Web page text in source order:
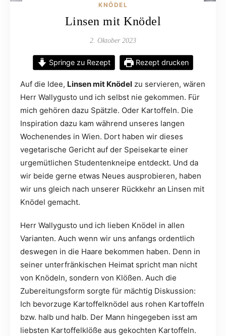
KNÖDEL
Linsen mit Knödel
2. Oktober 2023
Springe zu Rezept Rezept drucken
Auf die Idee, Linsen mit Knödel zu servieren, wären
Herr Wallygusto und ich selbst nie gekommen. Für
mich gehören dazu Spätzle. Oder Kartoffeln. Die
Inspiration dazu kam während unseres langen
Wochenendes in Wien. Dort haben wir dieses
vegetarische Gericht auf der Speisekarte einer
urgemütlichen Studentenkneipe entdeckt. Und da
wir beide gerne etwas Neues ausprobieren, haben
wir uns gleich nach unserer Rückkehr an Linsen mit
Knödel gemacht.
Herr Wallygusto und ich lieben Knödel in allen
Varianten. Auch wenn wir uns anfangs ordentlich
deswegen in die Haare bekommen haben. Denn in
seiner unterfränkischen Heimat spricht man nicht
von Knödeln, sondern von Klößen. Auch die
Zubereitungsform sorgte für mächtig Diskussion:
Ich bevorzuge Kartoffelknödel aus rohen Kartoffeln
bzw. halb und halb. Der Mann hingegeben isst am
liebsten Kartoffelklöße aus gekochten Kartoffeln.